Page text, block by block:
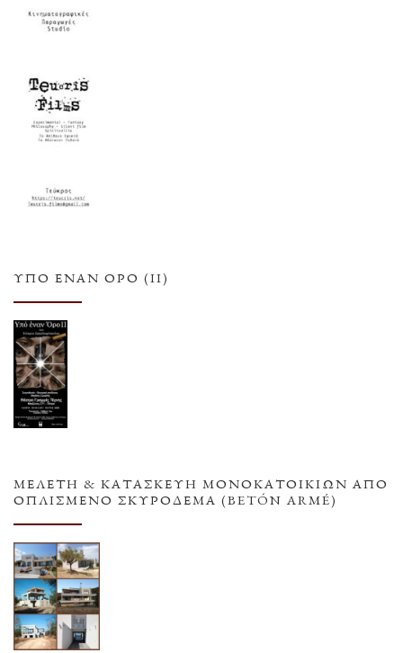
ΥΠΌ ΈΝΑΝ ΌΡΟ (ΙΙ)
ΜΕΛΕΤΗ & ΚΑΤΑΣΚΕΥΗ ΜΟΝΟΚΑΤΟΙΚΙΩΝ ΑΠΟ
ΟΠΛΙΣΜΕΝΟ ΣΚΥΡΟΔΕΜΑ (BETÓN ARMÉ)